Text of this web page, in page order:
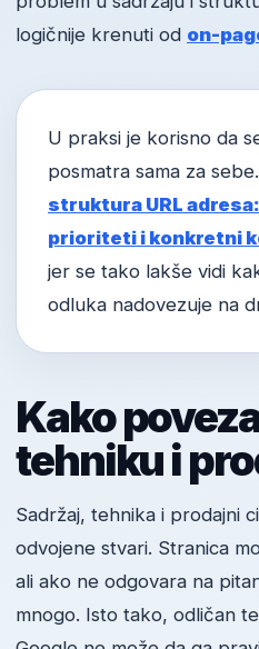
logičnije krenuti od on-
U praksi je korisno da
posmatra sama za
struktura URL
prioriteti i konkretni
jer se tako lakše vidi
odluka nadovezuje na
Kako
tehniku i
Sadržaj, tehnika i prodajni
odvojene stvari. Stranica
ali ako ne odgovara na
mnogo. Isto tako, odličan